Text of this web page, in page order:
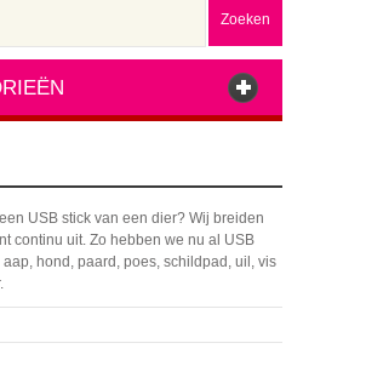
Zoeken
USB stick van een dier? Wij breiden
continu uit. Zo hebben we nu al USB
hond, paard, poes, schildpad, uil, vis